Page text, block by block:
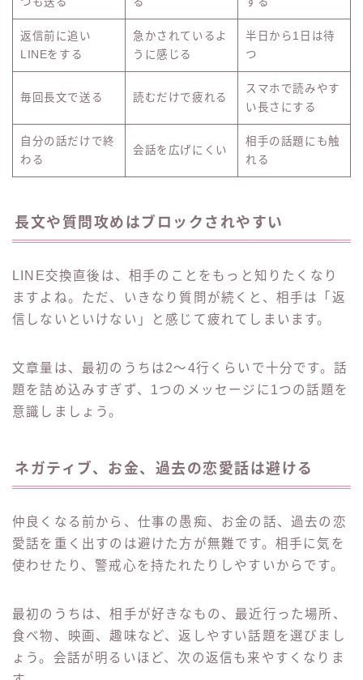
返信前に追い
LINEをする
急かされているよ
うに感じる
半日から1日は待
つ
毎回長文で送る 読むだけで疲れる
スマホで読みやす
い長さにする
自分の話だけで終
わる
会話を広げにくい
相手の話題にも触
れる
長文や質問攻めはブロックされやすい
LINE交換直後は、相手のことをもっと知りたくなり
ますよね。ただ、いきなり質問が続くと、相手は「返
信しないといけない」と感じて疲れてしまいます。
文章量は、最初のうちは2〜4行くらいで十分です。話
題を詰め込みすぎず、1つのメッセージに1つの話題を
意識しましょう。
ネガティブ、お金、過去の恋愛話は避ける
仲良くなる前から、仕事の愚痴、お金の話、過去の恋
愛話を重く出すのは避けた方が無難です。相手に気を
使わせたり、警戒心を持たれたりしやすいからです。
最初のうちは、相手が好きなもの、最近行った場所、
食べ物、映画、趣味など、返しやすい話題を選びまし
ょう。会話が明るいほど、次の返信も来やすくなりま